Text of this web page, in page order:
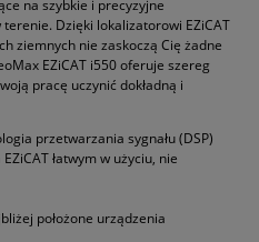
na szybkie i precyzyjne
Dzięki lokalizatorowi EZiCAT
ziemnych nie zaskoczą Cię żadne
EZiCAT i550 oferuje szereg
pracę uczynić dokładną i
przetwarzania sygnału (DSP)
łatwym w użyciu, nie
położone urządzenia